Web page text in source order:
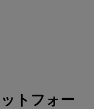
トフォー